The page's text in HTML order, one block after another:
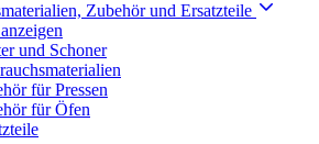
Zubehör und Ersatzteile
und Schoner
für Pressen
für Öfen